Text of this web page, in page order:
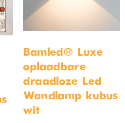
Bamled® Luxe
oplaadbare
draadloze Led
Wandlamp kubus
wit